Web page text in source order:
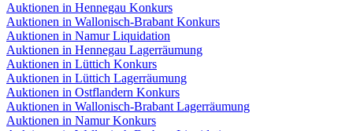
Auktionen in Hennegau Konkurs
Auktionen in Wallonisch-Brabant Konkurs
Auktionen in Namur Liquidation
Auktionen in Hennegau Lagerräumung
Auktionen in Lüttich Konkurs
Auktionen in Lüttich Lagerräumung
Auktionen in Ostflandern Konkurs
Auktionen in Wallonisch-Brabant Lagerräumung
Auktionen in Namur Konkurs